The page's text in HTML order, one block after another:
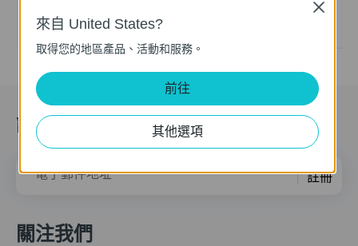
• 韌體更新
• 錄製排程
若要了解更多版本相關資訊，請前往技術支援頁面查看。
訂閱
電子郵件地址 註冊
關注我們
來自 United States?
取得您的地區產品、活動和服務。
前往
其他選項
Close